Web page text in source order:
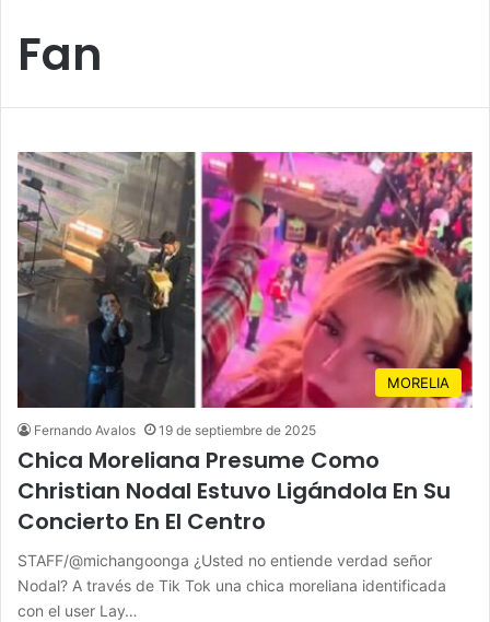
Fan
MORELIA
Fernando Avalos 19 de septiembre de 2025
Chica Moreliana Presume Como
Christian Nodal Estuvo Ligándola En Su
Concierto En El Centro
STAFF/@michangoonga ¿Usted no entiende verdad señor
Nodal? A través de Tik Tok una chica moreliana identificada
con el user Lay…